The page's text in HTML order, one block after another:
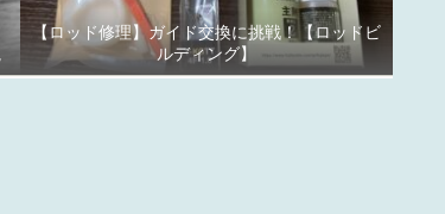
【ロッド修理】ガイド交換に挑戦！【ロッドビ
ルディング】